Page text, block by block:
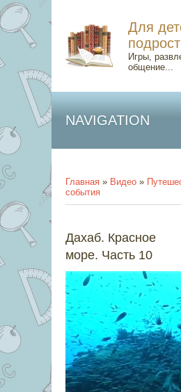
Для
Игры,
общение...
NAVIGATION
Главная » Видео »
события
Дахаб. Красное
море. Часть 10